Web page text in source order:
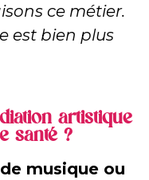
ce métier.
est bien plus
artistique
santé ?
musique ou